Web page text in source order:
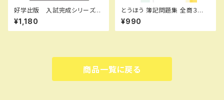
好学出版 入試完成シリーズ
英語 長文問題の解き方 202
6年度版 新品完全セット ISB
N：B0D3B495VN ISBN-10：
¥1,180
とうほう 簿記問題集 全商３
級 新品 問題集本体と別冊
解答つき ISBN：97848090
64401 ISBN-10：4809064
¥990
商品一覧に戻る